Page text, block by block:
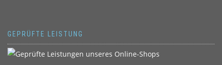
GEPRÜFTE LEISTUNG